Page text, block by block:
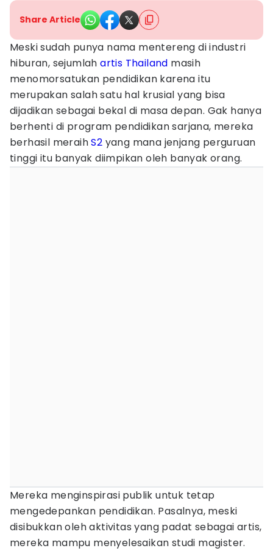
Share Article
Meski sudah punya nama mentereng di industri
hiburan, sejumlahartis Thailand masih
menomorsatukan pendidikan karena itu
merupakan salah satu hal krusial yang bisa
dijadikan sebagai bekal di masa depan. Gak hanya
berhenti di program pendidikan sarjana, mereka
berhasil meraihS2 yang mana jenjang perguruan
tinggi itu banyak diimpikan oleh banyak orang.
Mereka menginspirasi publik untuk tetap
mengedepankan pendidikan. Pasalnya, meski
disibukkan oleh aktivitas yang padat sebagai artis,
mereka mampu menyelesaikan studi magister.